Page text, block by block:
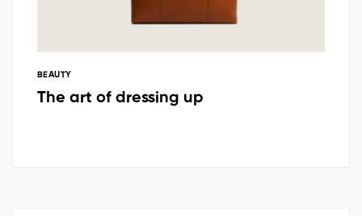
BEAUTY
The art of dressing up